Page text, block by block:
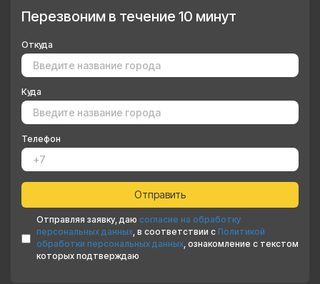
Перезвоним в течение 10 минут
Откуда
Куда
Телефон
Отправляя заявку, даю согласие на обработку
персональных данных, в соответствии с Политикой
обработки персональных данных, ознакомление с текстом
которых подтверждаю